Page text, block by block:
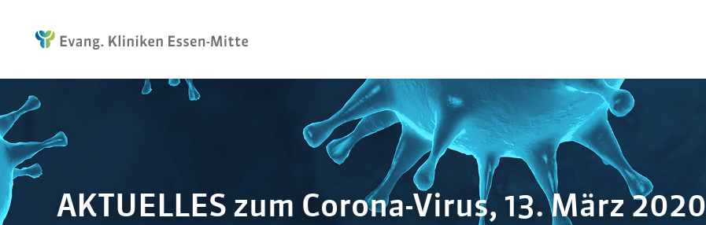
AKTUELLES zum Corona-Virus, 13. März 2020